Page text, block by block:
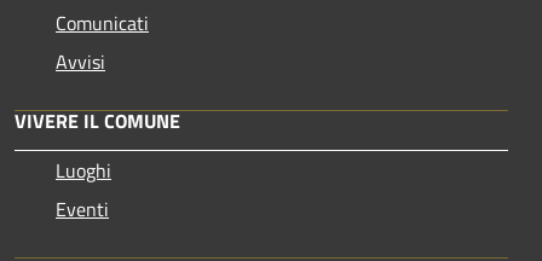
Comunicati
Avvisi
VIVERE IL COMUNE
Luoghi
Eventi